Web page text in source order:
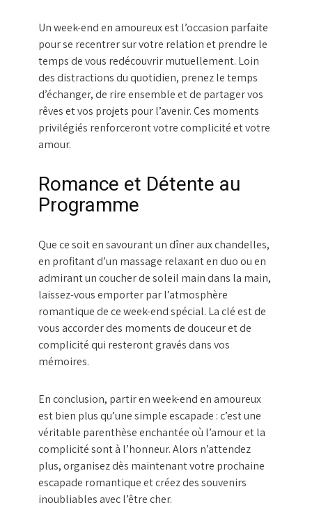
Un week-end en amoureux est l’occasion parfaite
pour se recentrer sur votre relation et prendre le
temps de vous redécouvrir mutuellement. Loin
des distractions du quotidien, prenez le temps
d’échanger, de rire ensemble et de partager vos
rêves et vos projets pour l’avenir. Ces moments
privilégiés renforceront votre complicité et votre
amour.
Romance et Détente au
Programme
Que ce soit en savourant un dîner aux chandelles,
en profitant d’un massage relaxant en duo ou en
admirant un coucher de soleil main dans la main,
laissez-vous emporter par l’atmosphère
romantique de ce week-end spécial. La clé est de
vous accorder des moments de douceur et de
complicité qui resteront gravés dans vos
mémoires.
En conclusion, partir en week-end en amoureux
est bien plus qu’une simple escapade : c’est une
véritable parenthèse enchantée où l’amour et la
complicité sont à l’honneur. Alors n’attendez
plus, organisez dès maintenant votre prochaine
escapade romantique et créez des souvenirs
inoubliables avec l’être cher.